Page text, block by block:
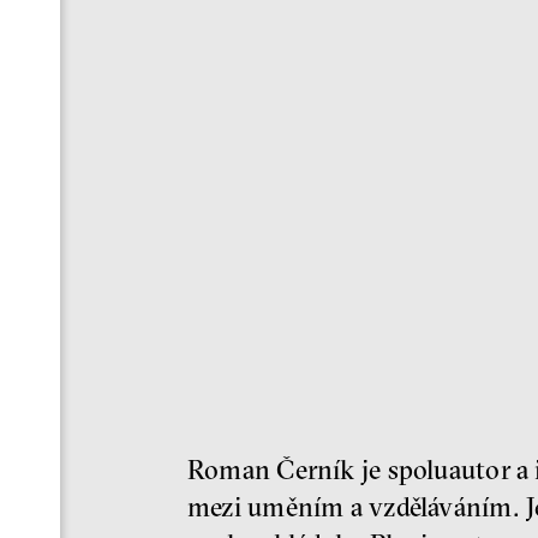
Roman Černík je spoluautor
mezi uměním a vzděláváním.